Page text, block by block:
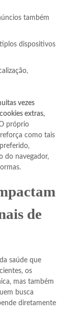
também
dispositivos
vezes
extras,
próprio
como tais
do navegador,
de
saúde que
os
mas também
busca
diretamente